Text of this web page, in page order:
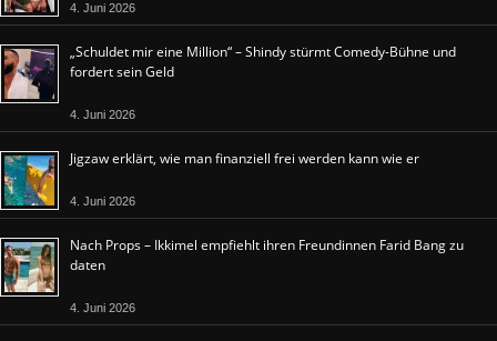
4. Juni 2026
„Schuldet mir eine Million“ – Shindy stürmt Comedy-Bühne und
fordert sein Geld
4. Juni 2026
Jigzaw erklärt, wie man finanziell frei werden kann wie er
4. Juni 2026
Nach Props – Ikkimel empfiehlt ihren Freundinnen Farid Bang zu
daten
4. Juni 2026